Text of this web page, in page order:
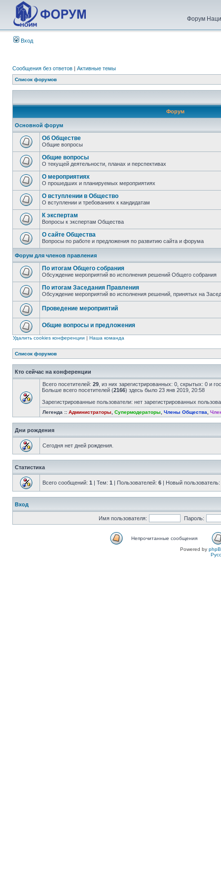
Форум
Вход
Сообщения без ответов | Активные темы
Список форумов
Форум
Основной форум
Об Обществе
Общие вопросы
Общие вопросы
О текущей деятельности, планах и перспективах
О мероприятиях
О прошедших и планируемых мероприятиях
О вступлении в Общество
О вступлении и требованиях к кандидатам
К экспертам
Вопросы к экспертам Общества
О сайте Общества
Вопросы по работе и предложения по развитию сайта и форума
Форум для членов правления
По итогам Общего собрания
Обсуждение мероприятий во исполнения решений Общего собрания
По итогам Заседания Правления
Обсуждение мероприятий во исполнения решений, принятых на
Проведение мероприятий
Общие вопросы и предложения
Удалить cookies конференции | Наша команда
Список форумов
Кто сейчас на конференции
Всего посетителей: 29 , из них зарегистрированных: 0, скрытых: 0 и
Больше всего посетителей (2166) здесь было 23 янв 2019, 20:58
Зарегистрированные пользователи: нет зарегистрированных
Легенда :: Администраторы Супермодераторы Члены Общества
Дни рождения
Сегодня нет дней рождения.
Статистика
Всего сообщений: 1 | Тем: 1 | Пользователей: 6 | Новый пользователь:
Вход
Имя пользователя: Пароль:
Непрочитанные сообщения
Powered by